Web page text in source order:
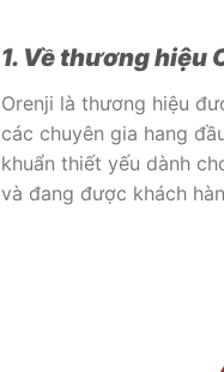
1. Về thương hiệu
Orenji là thương hiệu
các chuyên gia hang
khuẩn thiết yếu dành
và đang được khách